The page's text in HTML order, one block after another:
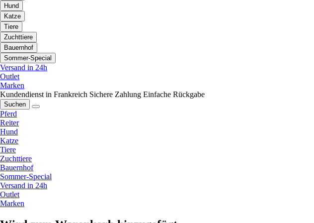
Hund
Katze
Tiere
Zuchttiere
Bauernhof
Sommer-Special
Versand in 24h
Outlet
Marken
Kundendienst in Frankreich Sichere Zahlung Einfache Rückgabe
Suchen
Pferd
Reiter
Hund
Katze
Tiere
Zuchttiere
Bauernhof
Sommer-Special
Versand in 24h
Outlet
Marken